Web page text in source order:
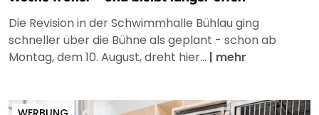
Die Revision in der Schwimmhalle Bühlau ging
schneller über die Bühne als geplant - schon ab
Montag, dem 10. August, dreht hier... | mehr